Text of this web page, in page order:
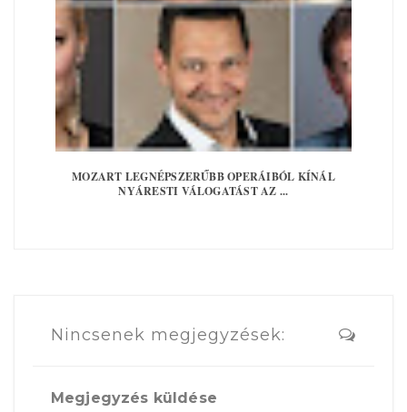
MOZART LEGNÉPSZERŰBB OPERÁIBÓL KÍNÁL
NYÁRESTI VÁLOGATÁST AZ ...
Nincsenek megjegyzések:
Megjegyzés küldése